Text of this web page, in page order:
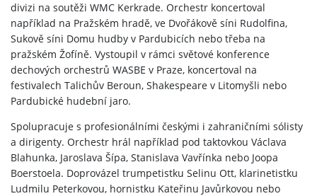
divizi na soutěži WMC Kerkrade. Orchestr koncertoval
například na Pražském hradě, ve Dvořákově síni Rudolfina,
Sukově síni Domu hudby v Pardubicích nebo třeba na
pražském Žofíně. Vystoupil v rámci světové konference
dechových orchestrů WASBE v Praze, koncertoval na
festivalech Talichův Beroun, Shakespeare v Litomyšli nebo
Pardubické hudební jaro.
Spolupracuje s profesionálními českými i zahraničními sólisty
a dirigenty. Orchestr hrál například pod taktovkou Václava
Blahunka, Jaroslava Šípa, Stanislava Vavřínka nebo Joopa
Boerstoela. Doprovázel trumpetistku Selinu Ott, klarinetistku
Ludmilu Peterkovou, hornistku Kateřinu Javůrkovou nebo